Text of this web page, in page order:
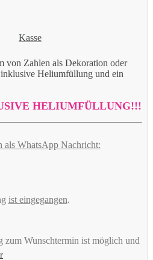
Kasse
von Zahlen als Dekoration oder
Heliumfüllung und ein
HELIUMFÜLLUNG!!!
als WhatsApp Nachricht:
ist eingegangen.
Wunschtermin ist möglich und